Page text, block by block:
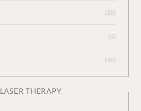
(30)
(4)
(40)
LASER THERAPY